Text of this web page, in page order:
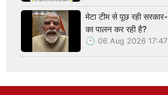
मेटा टीम से पूछ रही
का पालन कर रही है?
06 Aug 2026